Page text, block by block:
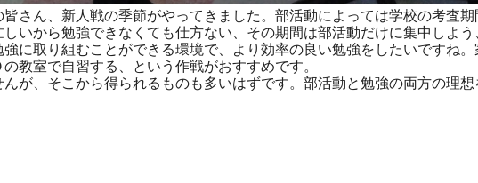
さん、新人戦の季節がやってきました。部活動によっては学校の考査
いから勉強できなくても仕方ない、その期間は部活動だけに集中しよう
に取り組むことができる環境で、より効率の良い勉強をしたいですね
教室で自習する、という作戦がおすすめです。
が、そこから得られるものも多いはずです。部活動と勉強の両方の理想